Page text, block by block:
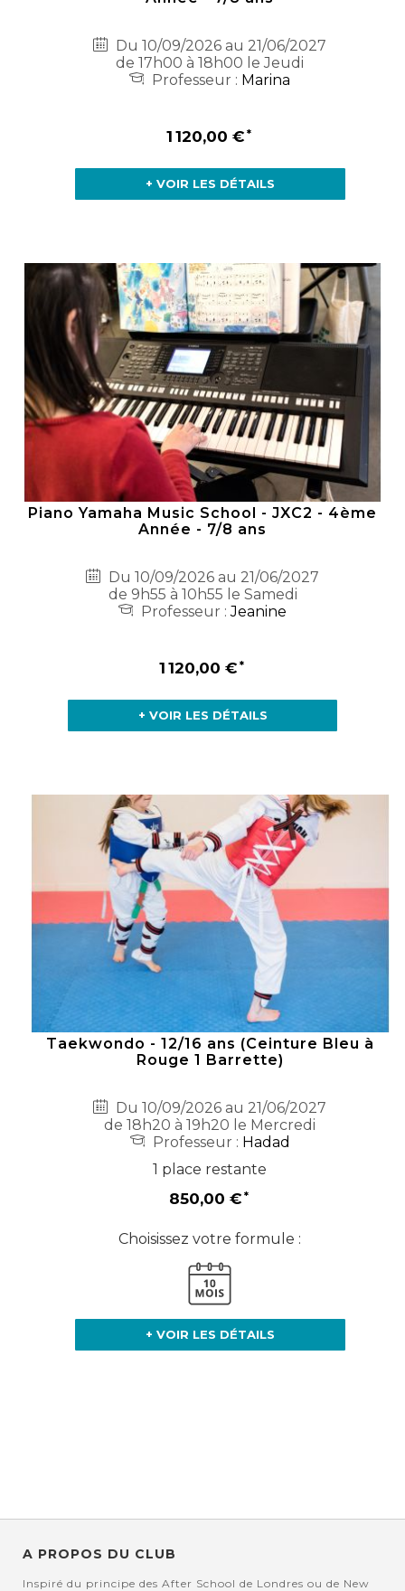
Du 10/09/2026 au 21/06/2027
de 17h00 à 18h00 le Jeudi
Professeur : Marina
1 120,00 €
+ VOIR LES DÉTAILS
Piano Yamaha Music School - JXC2 - 4ème
Année - 7/8 ans
Du 10/09/2026 au 21/06/2027
de 9h55 à 10h55 le Samedi
Professeur :Jeanine
1 120,00 €
+ VOIR LES DÉTAILS
Taekwondo - 12/16 ans (Ceinture Bleu à
Rouge 1 Barrette)
Du 10/09/2026 au 21/06/2027
de 18h20 à 19h20 le Mercredi
Professeur : Hadad
1 place restante
850,00 €
Choisissez votre formule :
+ VOIR LES DÉTAILS
A PROPOS DU CLUB
Inspiré du principe des After School de Londres ou de New